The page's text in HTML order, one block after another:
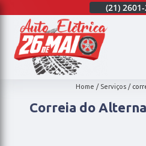
(21)
Home Serviços
Correia do